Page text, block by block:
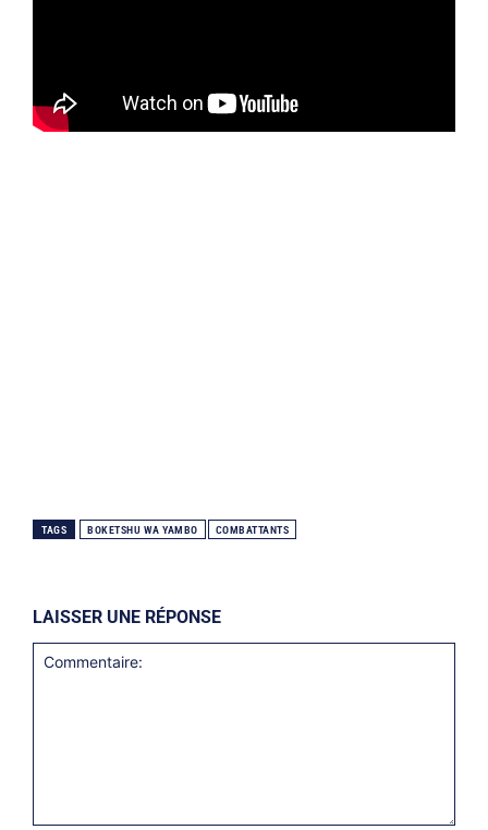
TAGS BOKETSHU WA YAMBO COMBATTANTS
LAISSER UNE RÉPONSE